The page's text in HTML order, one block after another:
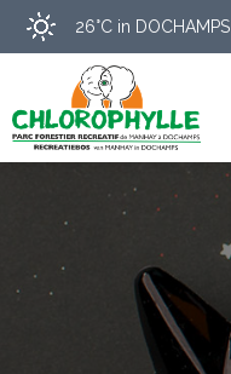
26°C in DOCHAMPS